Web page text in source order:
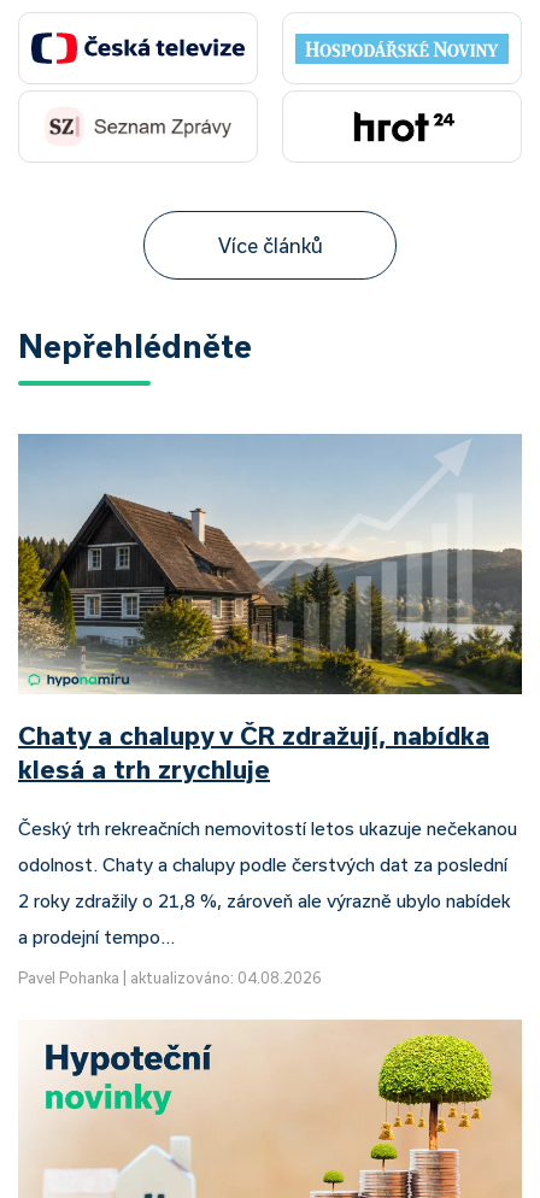
Více článků
Nepřehlédněte
Chaty a chalupy v ČR zdražují, nabídka
klesá a trh zrychluje
Český trh rekreačních nemovitostí letos ukazuje nečekanou
odolnost. Chaty a chalupy podle čerstvých dat za poslední
2 roky zdražily o 21,8 %, zároveň ale výrazně ubylo nabídek
a prodejní tempo…
Pavel Pohanka aktualizováno: 04.08.2026